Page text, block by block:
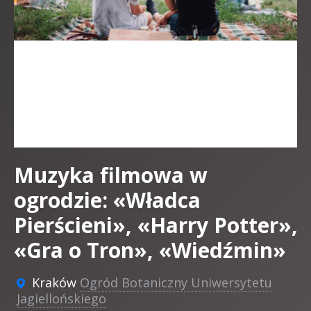
Muzyka filmowa w
ogrodzie: «Władca
Pierścieni», «Harry Potter»,
«Gra o Tron», «Wiedźmin»
Kraków Ogród Botaniczny Uniwersytetu
Jagiellońskiego